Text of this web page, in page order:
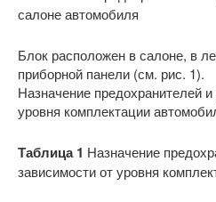
салоне автомобиля
Блок расположен в салоне, в
приборной панели (см. рис. 1).
Назначение предохранителей
уровня комплектации
Таблица 1 Назначение
зависимости от уровня